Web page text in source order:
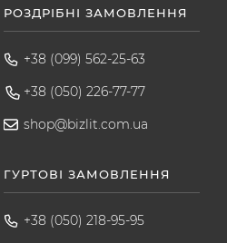
РОЗДРІБНІ ЗАМОВЛЕННЯ
+38 (099) 562-25-63
+38 (050) 226-77-77
shop@bizlit.com.ua
ГУРТОВІ ЗАМОВЛЕННЯ
+38 (050) 218-95-95